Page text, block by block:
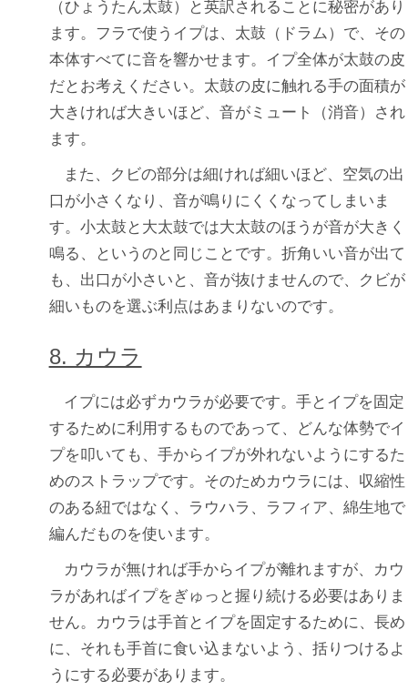
（ひょうたん太鼓）と英訳されることに秘密があり
ます。フラで使うイプは、太鼓（ドラム）で、その
本体すべてに音を響かせます。イプ全体が太鼓の皮
だとお考えください。太鼓の皮に触れる手の面積が
大きければ大きいほど、音がミュート（消音）され
ます。
また、クビの部分は細ければ細いほど、空気の出
口が小さくなり、音が鳴りにくくなってしまいま
す。小太鼓と大太鼓では大太鼓のほうが音が大きく
鳴る、というのと同じことです。折角いい音が出て
も、出口が小さいと、音が抜けませんので、クビが
細いものを選ぶ利点はあまりないのです。
8. カウラ
イプには必ずカウラが必要です。手とイプを固定
するために利用するものであって、どんな体勢でイ
プを叩いても、手からイプが外れないようにするた
めのストラップです。そのためカウラには、収縮性
のある紐ではなく、ラウハラ、ラフィア、綿生地で
編んだものを使います。
カウラが無ければ手からイプが離れますが、カウ
ラがあればイプをぎゅっと握り続ける必要はありま
せん。カウラは手首とイプを固定するために、長め
に、それも手首に食い込まないよう、括りつけるよ
うにする必要があります。